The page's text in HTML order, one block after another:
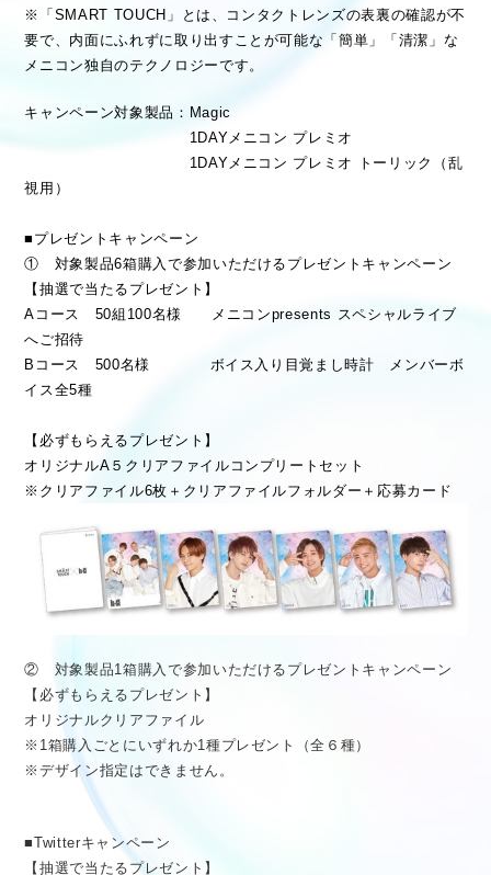
※「SMART TOUCH」とは、コンタクトレンズの表裏の確認が不
要で、内面にふれずに取り出すことが可能な「簡単」「清潔」な
メニコン独自のテクノロジーです。
キャンペーン対象製品：Magic
1DAYメニコン プレミオ
1DAYメニコン プレミオ トーリック（乱
視用）
■プレゼントキャンペーン
① 対象製品6箱購入で参加いただけるプレゼントキャンペーン
【抽選で当たるプレゼント】
Aコース 50組100名様 メニコンpresents スペシャルライブ
へご招待
Bコース 500名様 ボイス入り目覚まし時計 メンバーボ
イス全5種
【必ずもらえるプレゼント】
オリジナルA５クリアファイルコンプリートセット
※クリアファイル6枚＋クリアファイルフォルダー＋応募カード
② 対象製品1箱購入で参加いただけるプレゼントキャンペーン
【必ずもらえるプレゼント】
オリジナルクリアファイル
※1箱購入ごとにいずれか1種プレゼント（全６種）
※デザイン指定はできません。
■Twitterキャンペーン
【抽選で当たるプレゼント】